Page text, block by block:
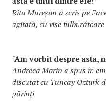
Rita Mureșan a scris pe
agitată, cu vise tulburătoare
"Am vorbit despre asta,
Andreea Marin a spus în
discutat cu Tuncay Ozturk
părinți